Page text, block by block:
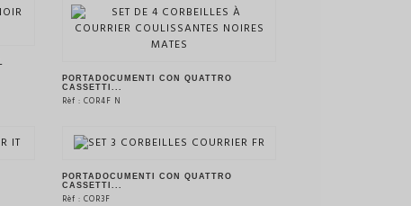
VEDERE IL PRODOTTO
PORTADOCUMENTI CON QUATTRO
CASSETTI...
Rèf : COR4F N
PORTADOCUMENTI CON QUATTRO
CASSETTI...
Rèf : COR3F